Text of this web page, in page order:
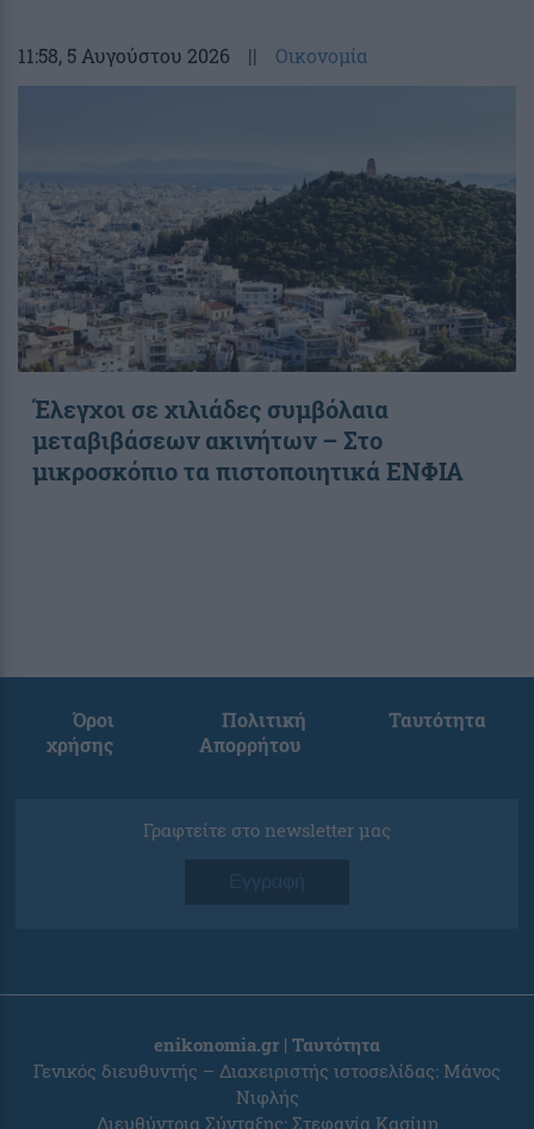
11:58, 5 Αυγούστου 2026 || Οικονομία
Έλεγχοι σε χιλιάδες συμβόλαια
μεταβιβάσεων ακινήτων – Στο
μικροσκόπιο τα πιστοποιητικά ΕΝΦΙΑ
Όροι
χρήσης
Πολιτική
Απορρήτου
Ταυτότητα
Γραφτείτε στο newsletter μας
Εγγραφή
enikonomia.gr | Ταυτότητα
Γενικός διευθυντής – Διαχειριστής ιστοσελίδας: Μάνος
Νιφλής
Διευθύντρια Σύνταξης: Στεφανία Κασίμη